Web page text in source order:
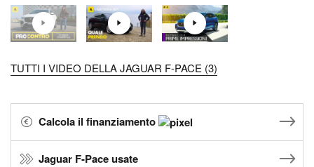
TUTTI I VIDEO DELLA JAGUAR F-PACE (3)
Calcola il finanziamento
Jaguar F-Pace usate